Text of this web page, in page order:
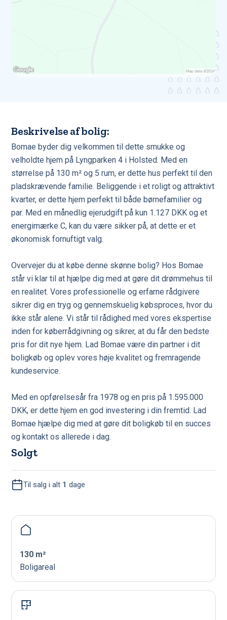
Beskrivelse af bolig:
Bomae byder dig velkommen til dette smukke og
velholdte hjem på Lyngparken 4 i Holsted. Med en
størrelse på 130 m² og 5 rum, er dette hus perfekt til den
pladskrævende familie. Beliggende i et roligt og attraktivt
kvarter, er dette hjem perfekt til både børnefamilier og
par. Med en månedlig ejerudgift på kun 1.127 DKK og et
energimærke C, kan du være sikker på, at dette er et
økonomisk fornuftigt valg.
Overvejer du at købe denne skønne bolig? Hos Bomae
står vi klar til at hjælpe dig med at gøre dit drømmehus til
en realitet. Vores professionelle og erfarne rådgivere
sikrer dig en tryg og gennemskuelig købsproces, hvor du
ikke står alene. Vi står til rådighed med vores ekspertise
inden for køberrådgivning og sikrer, at du får den bedste
pris for dit nye hjem. Lad Bomae være din partner i dit
boligkøb og oplev vores høje kvalitet og fremragende
kundeservice.
Med en opførelsesår fra 1978 og en pris på 1.595.000
DKK, er dette hjem en god investering i din fremtid. Lad
Bomae hjælpe dig med at gøre dit boligkøb til en succes
og kontakt os allerede i dag.
Solgt
Til salg i alt 1 dage
130 m²
Boligareal